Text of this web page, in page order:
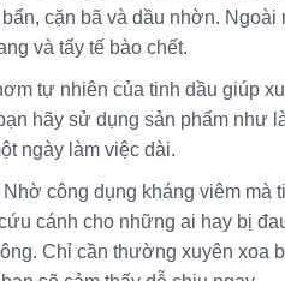
cặn bã và dầu nhờn. Ngoài
và tẩy tế bào chết.
tự nhiên của tinh dầu giúp
hãy sử dụng sản phẩm như
ngày làm việc dài.
Nhờ công dụng kháng viêm mà
cánh cho những ai hay bị
Chỉ cần thường xuyên xoa